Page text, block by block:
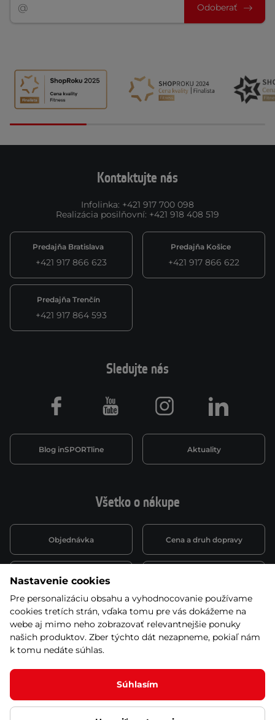
Odoberať
Kontaktujte nás
Infolinka: +421 917 700 098
Realizácia posilňovní: +421 918 408 519
Predajňa Bratislava
+421 917 866 623
Predajňa Košice
+421 917 866 622
Predajňa Trenčín
+421 917 864 593
Všetko o nákupe
Objednávka Cena a druh dopravy
Spôsob platby
Montáž a servis Reklamácie a záruka
Kariéra
Sledujte nás
Blog inSPORTline Aktuality
Facebook Youtube Instagram LinkedIn
Nastavenie cookies
Pre personalizáciu obsahu a vyhodnocovanie používame
cookies tretích strán, vďaka tomu pre vás dokážeme na
webe aj mimo neho zobrazovať relevantnejšie ponuky
našich produktov. Zber týchto dát nezapneme, pokiaľ nám
k tomu nedáte súhlas.
Súhlasím